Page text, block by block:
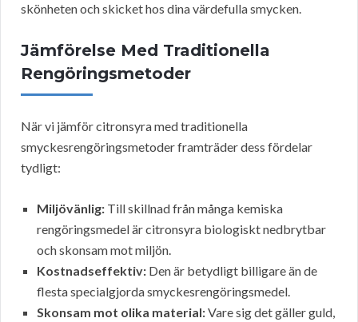
skönheten och skicket hos dina värdefulla smycken.
Jämförelse Med Traditionella
Rengöringsmetoder
När vi jämför citronsyra med traditionella
smyckesrengöringsmetoder framträder dess fördelar
tydligt:
Miljövänlig: Till skillnad från många kemiska
rengöringsmedel är citronsyra biologiskt nedbrytbar
och skonsam mot miljön.
Kostnadseffektiv: Den är betydligt billigare än de
flesta specialgjorda smyckesrengöringsmedel.
Skonsam mot olika material:Vare sig det gäller guld,